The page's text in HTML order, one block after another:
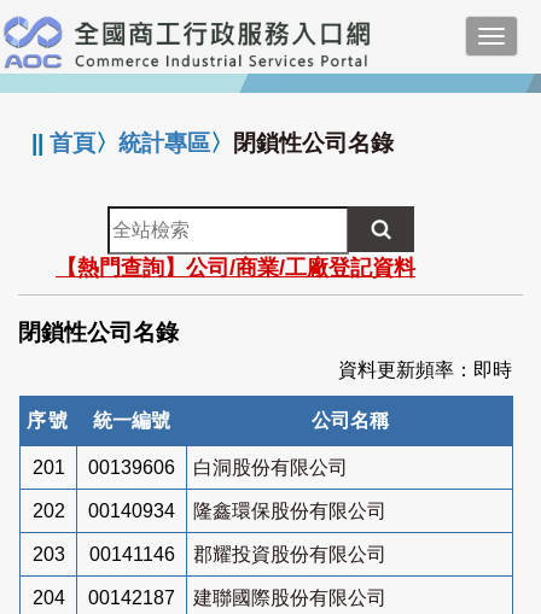
跳
到
主
要
:::
||首頁〉統計專區〉 閉鎖性公司名錄
全
站
檢
索
【熱門查詢】公司/商業/工廠登記資料
閉鎖性公司名錄
資料更新頻率：即時
序號 統一編號 公司名稱
201 00139606 白洞股份有限公司
202 00140934 隆鑫環保股份有限公司
203 00141146 郡耀投資股份有限公司
204 00142187 建聯國際股份有限公司